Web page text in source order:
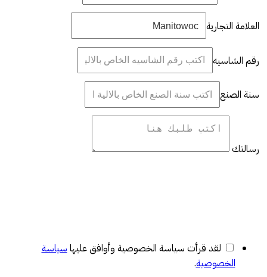
العلامة التجارية
رقم الشاسيه
سنة الصنع
رسالتك
لقد قرأت سياسة الخصوصية وأوافق عليها سياسة
الخصوصية.